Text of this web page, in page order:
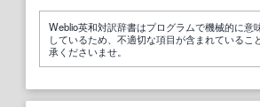
Weblio英和対訳辞書はプログラムで機械的に意
しているため、不適切な項目が含まれているこ
承くださいませ。